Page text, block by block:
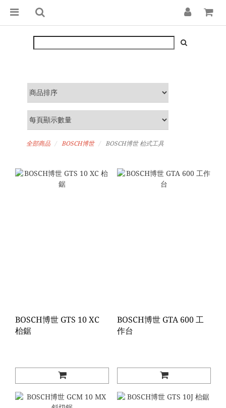
全部商品 BOSCH博世 BOSCH博世 枱式工具
BOSCH博世 GTS 10 XC
枱鋸
BOSCH博世 GTA 600 工
作台